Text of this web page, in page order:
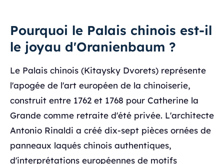
Pourquoi le Palais chinois est-il
le joyau d'Oranienbaum ?
Le Palais chinois (Kitaysky Dvorets) représente
l'apogée de l'art européen de la chinoiserie,
construit entre 1762 et 1768 pour Catherine la
Grande comme retraite d'été privée. L'architecte
Antonio Rinaldi a créé dix-sept pièces ornées de
panneaux laqués chinois authentiques,
d'interprétations européennes de motifs